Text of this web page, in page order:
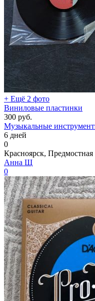
+ Ещё 2 фото
Виниловые пластинки
300 руб.
Музыкальные
6 дней
0
Красноярск,
Анна Щ
0